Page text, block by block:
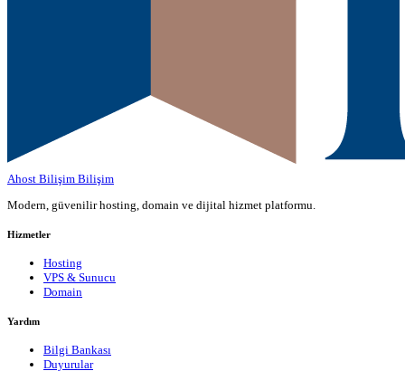
Ahost Bilişim Bilişim
Modern, güvenilir hosting, domain ve dijital hizmet platformu.
Hizmetler
Hosting
VPS & Sunucu
Domain
Yardım
Bilgi Bankası
Duyurular